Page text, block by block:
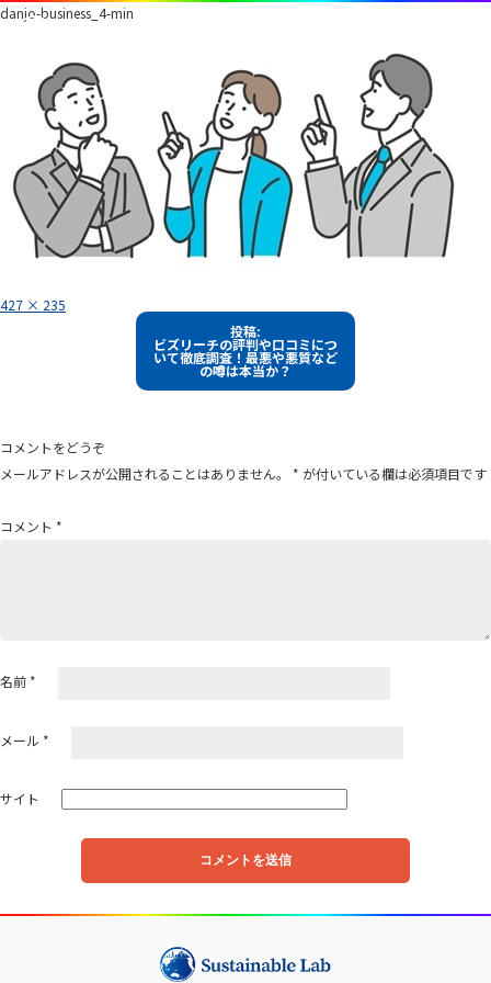
danjo-business_4-min
フ
ル
427 × 235
ー
シ
ン
投稿:
ビズリーチの評判や口コミにつ
いて徹底調査！最悪や悪質など
の噂は本当か？
コメントをどうぞ
メールアドレスが公開されることはありません。
* が付いている欄は必須項目です
コメント *
名前 *
メール *
サイト